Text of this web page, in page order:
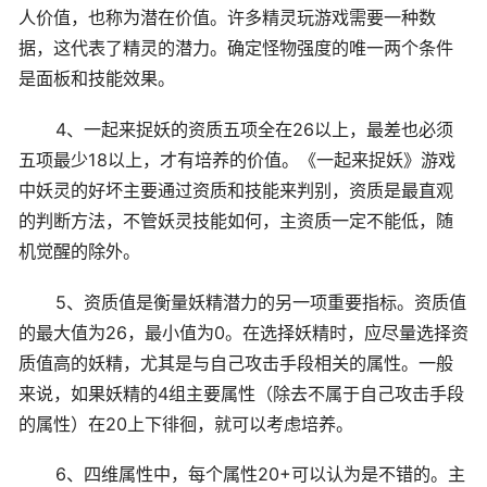
人价值，也称为潜在价值。许多精灵玩游戏需要一种数
据，这代表了精灵的潜力。确定怪物强度的唯一两个条件
是面板和技能效果。
4、一起来捉妖的资质五项全在26以上，最差也必须
五项最少18以上，才有培养的价值。《一起来捉妖》游戏
中妖灵的好坏主要通过资质和技能来判别，资质是最直观
的判断方法，不管妖灵技能如何，主资质一定不能低，随
机觉醒的除外。
5、资质值是衡量妖精潜力的另一项重要指标。资质值
的最大值为26，最小值为0。在选择妖精时，应尽量选择资
质值高的妖精，尤其是与自己攻击手段相关的属性。一般
来说，如果妖精的4组主要属性（除去不属于自己攻击手段
的属性）在20上下徘徊，就可以考虑培养。
6、四维属性中，每个属性20+可以认为是不错的。主